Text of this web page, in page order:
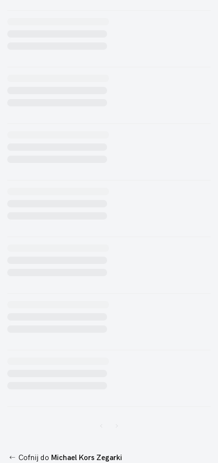
Cofnij do Michael Kors Zegarki